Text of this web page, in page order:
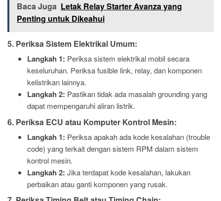
Baca Juga Letak Relay Starter Avanza yang
Penting untuk Dikeahui
5. Periksa Sistem Elektrikal Umum:
Langkah 1: Periksa sistem elektrikal mobil secara
keseluruhan. Periksa fusible link, relay, dan komponen
kelistrikan lainnya.
Langkah 2: Pastikan tidak ada masalah grounding yang
dapat mempengaruhi aliran listrik.
6. Periksa ECU atau Komputer Kontrol Mesin:
Langkah 1: Periksa apakah ada kode kesalahan (trouble
code) yang terkait dengan sistem RPM dalam sistem
kontrol mesin.
Langkah 2: Jika terdapat kode kesalahan, lakukan
perbaikan atau ganti komponen yang rusak.